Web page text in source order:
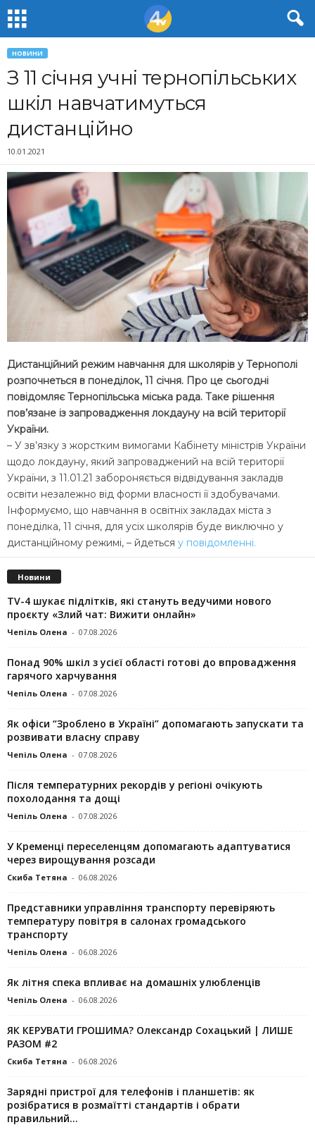
НОВИНИ
З 11 січня учні тернопільських
шкіл навчатимуться
дистанційно
10.01.2021
Дистанційний режим навчання для школярів у Тернополі
розпочнеться в понеділок, 11 січня. Про це сьогодні
повідомляє Тернопільська міська рада. Таке рішення
пов’язане із запровадження локдауну на всій території
України.
– У зв’язку з жорстким вимогами Кабінету міністрів України
щодо локдауну, який запроваджений на всій території
України, з 11.01.21 забороняється відвідування закладів
освіти незалежно від форми власності її здобувачами.
Інформуємо, що навчання в освітніх закладах міста з
понеділка, 11 січня, для усіх школярів буде виключно у
дистанційному режимі, – йдеться у повідомленні.
Новини
TV-4 шукає підлітків, які стануть ведучими нового
проєкту «Злий чат: Вижити онлайн»
Чепіль Олена - 07.08.2026
Понад 90% шкіл з усієї області готові до впровадження
гарячого харчування
Чепіль Олена - 07.08.2026
Як офіси “Зроблено в Україні” допомагають запускaти та
розвивати власну справу
Чепіль Олена - 07.08.2026
Після температурних рекордів у регіоні очікують
похолодання та дощі
Чепіль Олена - 07.08.2026
У Кременці переселенцям допомагають адаптуватися
через вирощування розсади
Скиба Тетяна - 06.08.2026
Представники управління транспорту перевіряють
температуру повітря в салонах громадського
транспорту
Чепіль Олена - 06.08.2026
Як літня спека впливає на домашніх улюбленців
Чепіль Олена - 06.08.2026
ЯК КЕРУВАТИ ГРОШИМА? Олександр Сохацький | ЛИШЕ
РАЗОМ #2
Скиба Тетяна - 06.08.2026
Зарядні пристрої для телефонів і планшетів: як
розібратися в розмаїтті стандартів і обрати
правильний...